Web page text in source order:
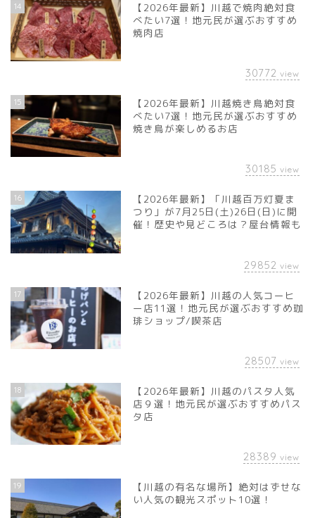
14
【2026年最新】川越で焼肉絶対食
べたい7選！地元民が選ぶおすすめ
焼肉店
30772 view
15
【2026年最新】川越焼き鳥絶対食
べたい7選！地元民が選ぶおすすめ
焼き鳥が楽しめるお店
30185 view
16
【2026年最新】「川越百万灯夏ま
つり」が7月25日(土)26日(日)に開
催！歴史や見どころは？屋台情報も
29852 view
17
【2026年最新】川越の人気コーヒ
ー店11選！地元民が選ぶおすすめ珈
琲ショップ/喫茶店
28507 view
18
【2026年最新】川越のパスタ人気
店９選！地元民が選ぶおすすめパス
タ店
28389 view
19
【川越の有名な場所】絶対はずせな
い人気の観光スポット10選！